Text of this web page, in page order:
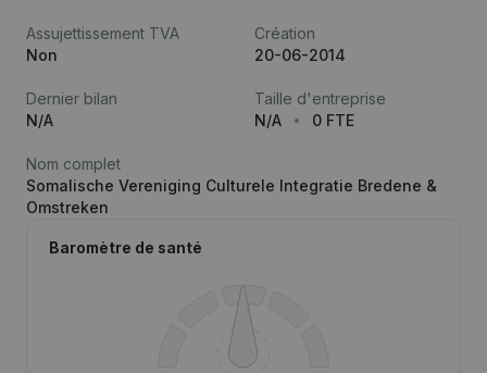
Assujettissement TVA
Non
Création
20-06-2014
Dernier bilan
N/A
Taille d'entreprise
N/A
0 FTE
Nom complet
Somalische Vereniging Culturele Integratie Bredene &
Omstreken
Baromètre de santé